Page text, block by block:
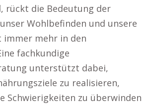
rückt die Bedeutung der
Wohlbefinden und unsere
immer mehr in den
fachkundige
unterstützt dabei,
zu realisieren,
Schwierigkeiten zu überwinden